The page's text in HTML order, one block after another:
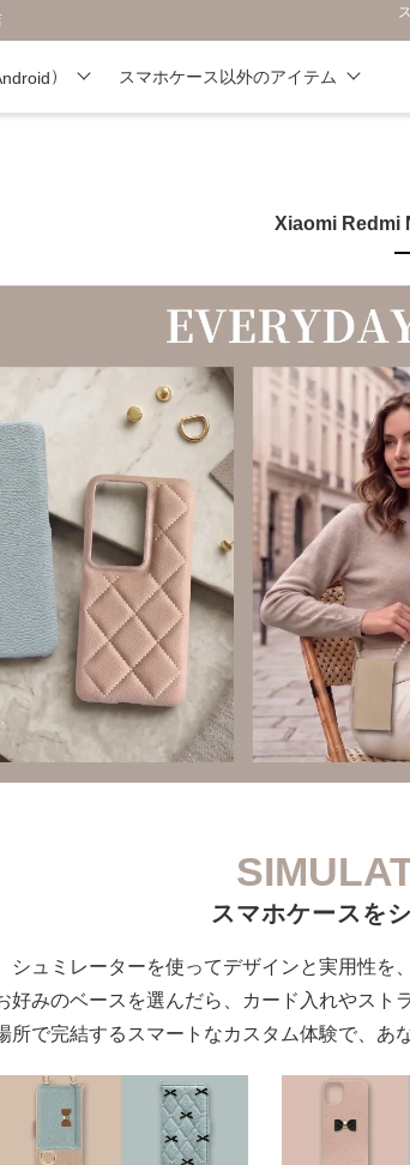
） スマホケース以外のアイテム
Xiaomi Redmi